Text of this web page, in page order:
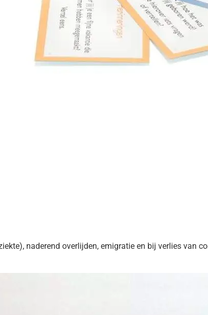
naderend overlijden, emigratie en bij verlies van